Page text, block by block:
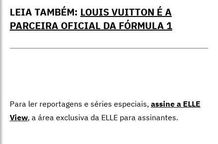
LEIA TAMBÉM: LOUIS VUITTON É A
PARCEIRA OFICIAL DA FÓRMULA 1
Para ler reportagens e séries especiais, assine a ELLE
View, a área exclusiva da ELLE para assinantes.